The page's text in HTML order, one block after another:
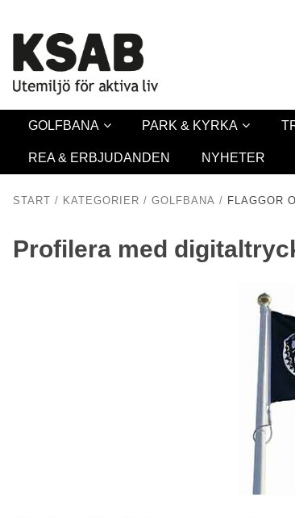
GOLFBANA PARK & KYRKA
REA & ERBJUDANDEN NYHETER
START / KATEGORIER / GOLFBANA / FLAGGOR
Profilera med